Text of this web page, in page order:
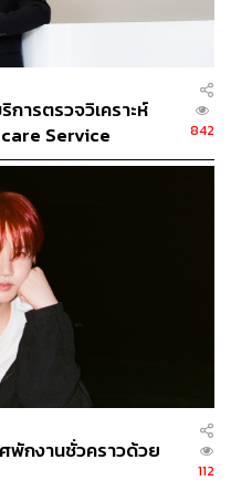
เป็นประจำ
ฬิกาชีวิต (Biological
นในร่างกายมนุษย์ เรา
ข้านอนเวลาเดิมเป็น
ายจะผลิตฮอร์โมน 2 ชนิด
โมนแห่งการนอนหลับ
อร์โมนซึ่งเป็นฮอร์โมน
าย การหลั่งฮอร์โมน
าเดียน (Circadian
องร่างกายเรา
าที่สุด 23.00 น. ทำให้เข้า
01.30 น. ซึ่งเป็น
าสูงสุด โดยวัยผู้ใหญ่ควร
การนอนใน 1 คืนมี
อบ และมีช่วงหลับลึก
อบของการนอนหลับเพื่อ
การตรวจวิเคราะห์
Service
842
ศพักงานชั่วคราวด้วย
112